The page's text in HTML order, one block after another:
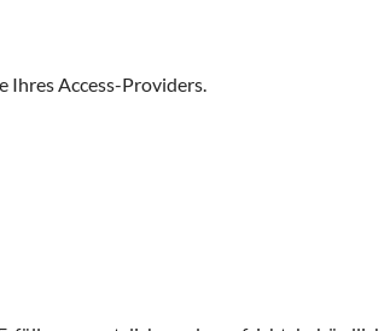
Ihres Access-Providers.